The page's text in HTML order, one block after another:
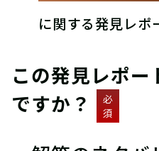
に関する発見レポ
この発見レポ
ですか？
必
須